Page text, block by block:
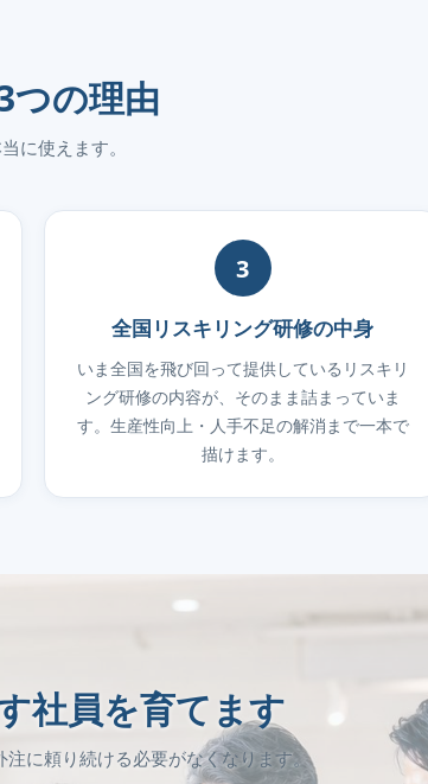
つの理由
に使えます。
3
全国リスキリング研修の中身
いま全国を飛び回って提供しているリスキリ
ング研修の内容が、そのまま詰まっていま
す。生産性向上・人手不足の解消まで一本で
描けます。
社員を育てます
注に頼り続ける必要がなくなります。